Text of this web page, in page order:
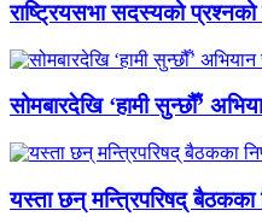
राष्ट्रियसभा सदस्यको
सोमबारदेखि ‘हामी सुन्छौँ’
यस्ता छन् मन्त्रिपरिषद् बैठकका